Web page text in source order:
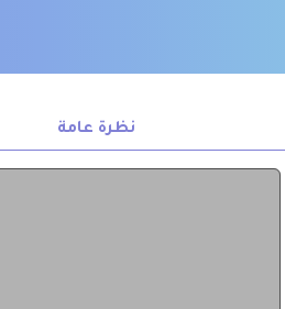
نظرة عامة